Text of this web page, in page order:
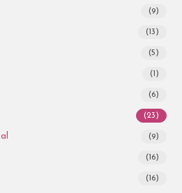
(9)
(13)
(5)
(1)
(6)
(23)
(9)
(16)
(16)